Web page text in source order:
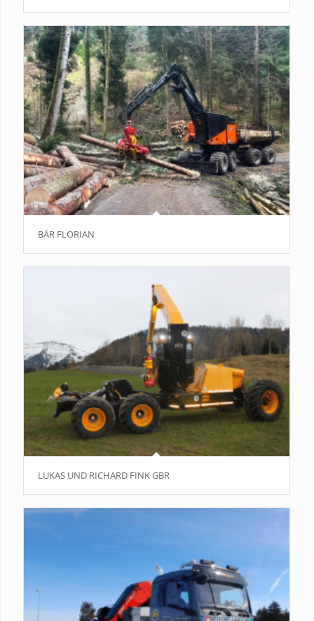
BÄR FLORIAN
LUKAS UND RICHARD FINK GBR